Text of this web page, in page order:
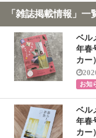
「雑誌掲載情報」一
ベル
年春
カー
お知
ベル
年春
カー